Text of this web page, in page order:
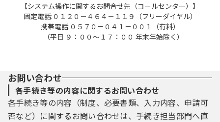
【システム操作に関するお問合せ先（コールセンター）】
固定電話:０１２０－４６４－１１９（フリーダイヤル）
携帯電話:０５７０－０４１－００１（有料）
（平日 ９：００～１７：００ 年末年始除く）
お問い合わせ
各手続き等の内容に関するお問い合わせ
各手続き等の内容（制度、必要書類、入力内容、申請可
否など）に関するお問い合わせは、手続き担当部門へ直